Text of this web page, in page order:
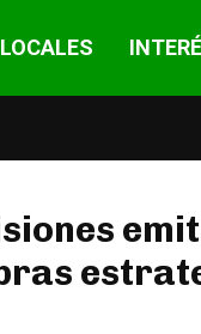
LOCALES